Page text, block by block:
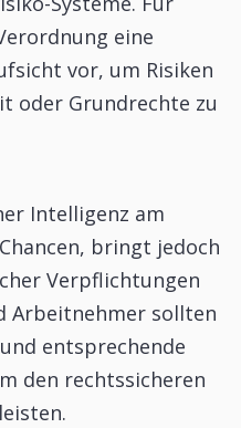
eine
vor, um Risiken
oder Grundrechte zu
Intelligenz am
bringt jedoch
Verpflichtungen
Arbeitnehmer sollten
entsprechende
den rechtssicheren